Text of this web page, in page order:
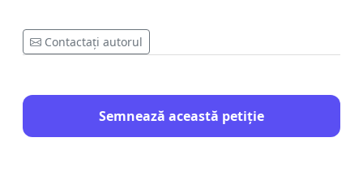
Contactați autorul
Semnează această petiție